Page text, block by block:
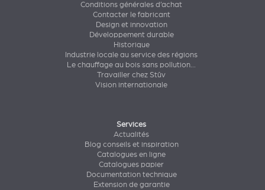
Conditions générales d’achat
Contacter le fabricant
Design et innovation
Développement durable
Historique
Industrie locale au service des régions
Le chauffage au bois sans pollution...
Travailler chez Stûv
Vision internationale
Services
Actualités
Blog conseils et inspiration
Catalogues en ligne
Catalogues papier
Documentation technique
Extension de garantie